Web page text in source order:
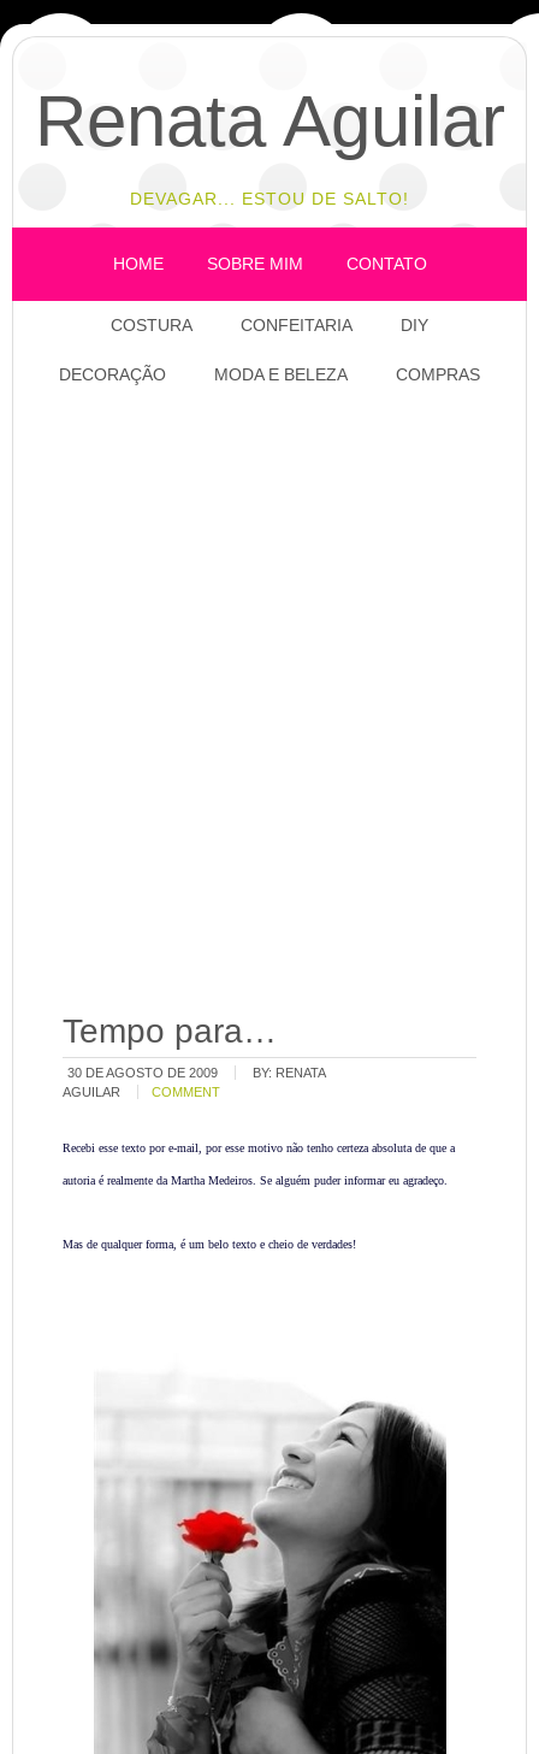
Renata Aguilar
DEVAGAR... ESTOU DE SALTO!
HOME SOBRE MIM CONTATO
COSTURA CONFEITARIA DIY
DECORAÇÃO MODA E BELEZA COMPRAS
Tempo para…
30 DE AGOSTO DE 2009 BY: RENATA
AGUILAR
COMMENT
Recebi esse texto por e-mail, por esse motivo não tenho certeza absoluta de que a
autoria é realmente da Martha Medeiros. Se alguém puder informar eu agradeço.
Mas de qualquer forma, é um belo texto e cheio de verdades!